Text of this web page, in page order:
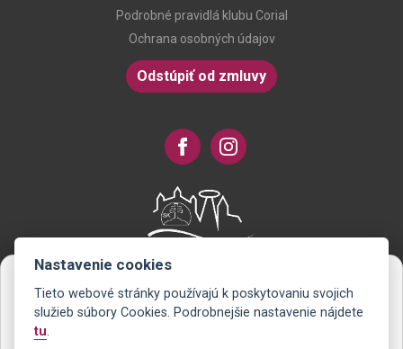
Novinky na Váš e-mail
Podrobné pravidlá klubu Corial
Ochrana osobných údajov
Odstúpiť od zmluvy
Nastavenie cookies
Tieto webové stránky používajú k poskytovaniu svojich
služieb súbory Cookies. Podrobnejšie nastavenie nájdete
tu.